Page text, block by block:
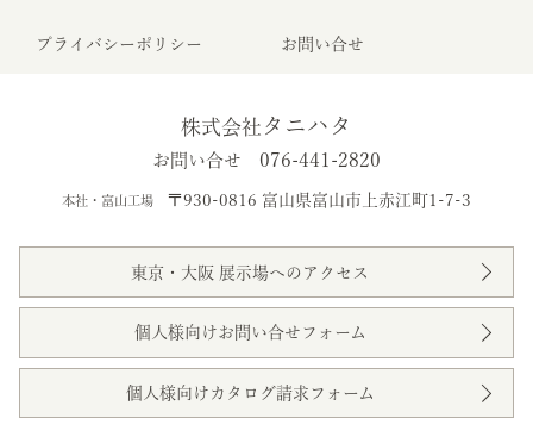
プライバシーポリシー お問い合せ
株式会社 タニハタ
お問い合せ 076-441-2820
本社・富山工場 〒930-0816 富山県富山市上赤江町1-7-3
東京・大阪 展示場へのアクセス
個人様向けお問い合せフォーム
個人様向けカタログ請求フォーム